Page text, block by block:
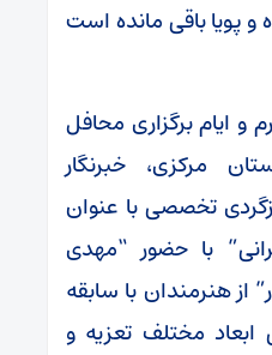
و پویا باقی مانده است
و ایام برگزاری محافل
مرکزی، خبرنگار
تخصصی با عنوان
با حضور “مهدی
هنرمندان با سابقه
ابعاد مختلف تعزیه و